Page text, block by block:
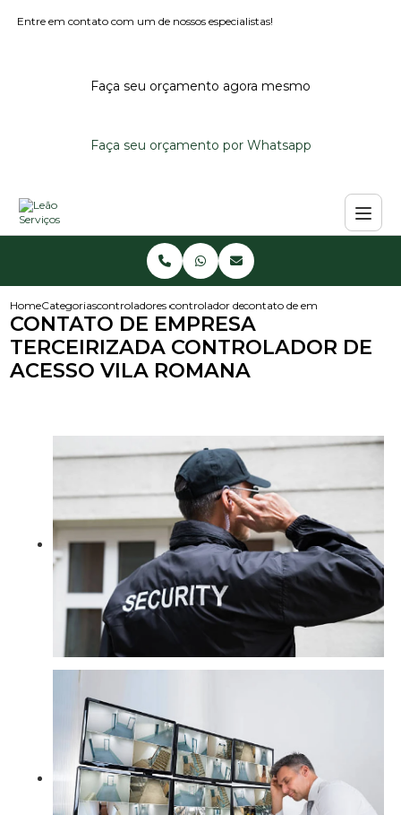
Entre em contato com um de nossos especialistas!
Faça seu orçamento agora mesmo
Faça seu orçamento por Whatsapp
HomeCategoriascontroladores de acessocontrolador de acesso portaria
contato de empresa
CONTATO DE EMPRESA
TERCEIRIZADA CONTROLADOR DE
ACESSO VILA ROMANA